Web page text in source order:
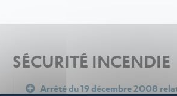
SÉCURITÉ INCENDIE
Arrêté du 19 décembre 2008